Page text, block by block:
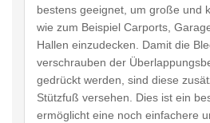
bestens geeignet, um große und
wie zum Beispiel Carports,
Hallen einzudecken. Damit die
verschrauben der
gedrückt werden, sind diese
Stützfuß versehen. Dies ist ein
ermöglicht eine noch einfachere